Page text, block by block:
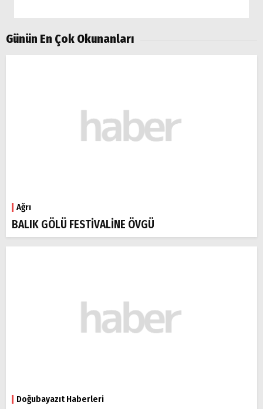
Günün En Çok Okunanları
Ağrı
BALIK GÖLÜ FESTİVALİNE ÖVGÜ
Doğubayazıt Haberleri